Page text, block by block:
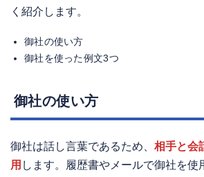
く紹介します。
御社の使い方
御社を使った例文3つ
御社の使い方
御社は話し言葉であるため、 相手と会
用 します。履歴書やメールで御社を使